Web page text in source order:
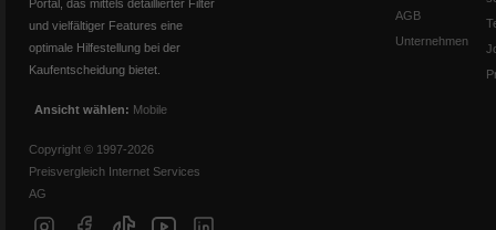
Portal, das mittels detaillierter Filter
und vielfältiger Features eine
optimale Hilfestellung bei der
Kaufentscheidung bietet.
Ansicht wählen: Mobile
Copyright © 1997-2026
Preisvergleich Internet Services
AG
AGB
Unternehmen